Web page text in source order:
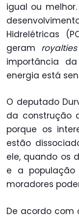
igual ou
Hidrelétricas
geram royalties
importância
energia está
O deputado
da construção
porque os
estão
ele, quando os
e a população
moradores
De acordo com